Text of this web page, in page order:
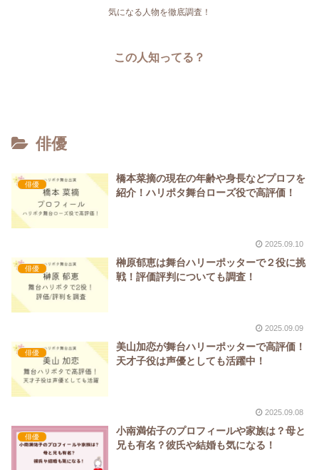
気になる人物を徹底調査！
この人知ってる？
俳優
俳優
橋本菜摘の現在の年齢や身長などプロフを
紹介！ハリポタ舞台ローズ役で高評価！
2025.09.10
俳優
榊原郁恵は舞台ハリーポッターで２役に挑
戦！評価評判についても調査！
2025.09.09
俳優
美山加恋が舞台ハリーポッターで高評価！
天才子役は声優としても活躍中！
2025.09.08
俳優
小南満佑子のプロフィールや家族は？母と
兄も有名？彼氏や結婚も気になる！